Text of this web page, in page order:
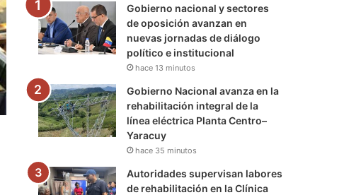
k
a
m
m
Gobierno nacional y sectores
de oposición avanzan en
nuevas jornadas de diálogo
político e institucional
hace 13 minutos
Gobierno Nacional avanza en la
rehabilitación integral de la
línea eléctrica Planta Centro–
Yaracuy
hace 35 minutos
Autoridades supervisan labores
de rehabilitación en la Clínica